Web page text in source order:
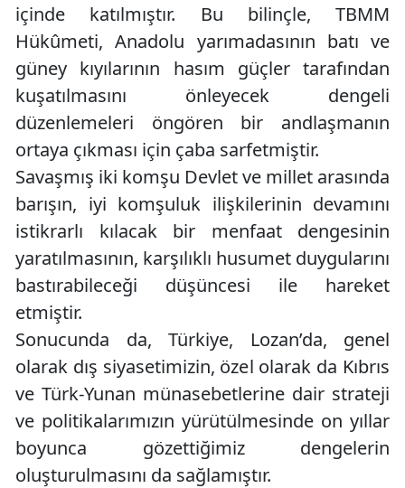
içinde katılmıştır. Bu bilinçle, TBMM
Hükûmeti, Anadolu yarımadasının batı ve
güney kıyılarının hasım güçler tarafından
kuşatılmasını önleyecek dengeli
düzenlemeleri öngören bir andlaşmanın
ortaya çıkması için çaba sarfetmiştir.
Savaşmış iki komşu Devlet ve millet arasında
barışın, iyi komşuluk ilişkilerinin devamını
istikrarlı kılacak bir menfaat dengesinin
yaratılmasının, karşılıklı husumet duygularını
bastırabileceği düşüncesi ile hareket
etmiştir.
Sonucunda da, Türkiye, Lozan’da, genel
olarak dış siyasetimizin, özel olarak da Kıbrıs
ve Türk-Yunan münasebetlerine dair strateji
ve politikalarımızın yürütülmesinde on yıllar
boyunca gözettiğimiz dengelerin
oluşturulmasını da sağlamıştır.